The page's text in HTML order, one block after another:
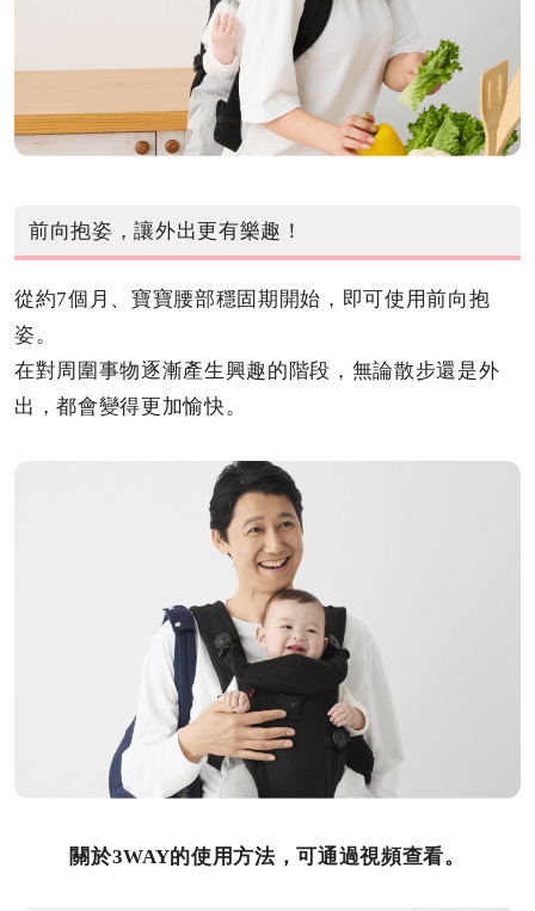
前向抱姿，讓外出更有樂趣！
從約7個月、寶寶腰部穩固期開始，即可使用前向抱
姿。
在對周圍事物逐漸產生興趣的階段，無論散步還是外
出，都會變得更加愉快。
關於3WAY的使用方法，可通過視頻查看。